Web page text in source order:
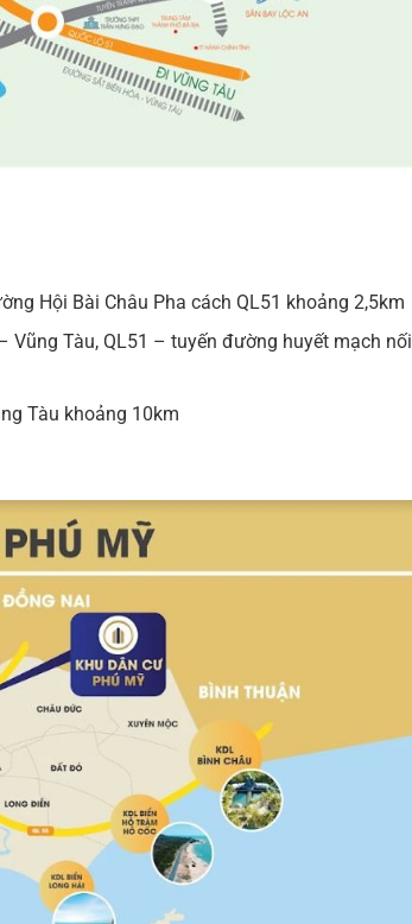
Hội Bài Châu Pha cách QL51 khoảng 2,5km
Vũng Tàu, QL51 – tuyến đường huyết mạch nối
Tàu khoảng 10km